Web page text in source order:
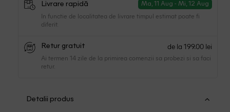
Livrare rapidă Ma, 11 Aug - Mi, 12 Aug
In functie de localitatea de livrare timpul estimat poate fi
diferit.
Retur gratuit de la 199.00 lei
Ai termen 14 zile de la primirea comenzii sa probezi si sa faci
retur.
Detalii produs